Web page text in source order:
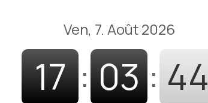
Ven, 7. Août 2026
17 : 03 : 45